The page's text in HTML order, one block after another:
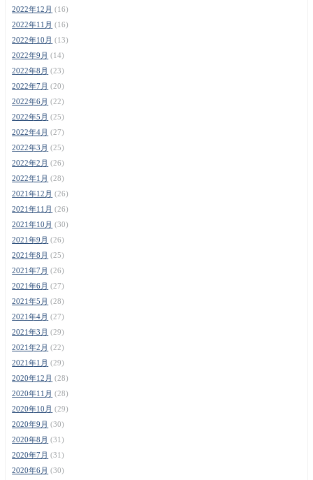
2022年12月 (16)
2022年11月 (16)
2022年10月 (13)
2022年9月 (14)
2022年8月 (23)
2022年7月 (20)
2022年6月 (22)
2022年5月 (25)
2022年4月 (27)
2022年3月 (25)
2022年2月 (26)
2022年1月 (28)
2021年12月 (26)
2021年11月 (26)
2021年10月 (30)
2021年9月 (26)
2021年8月 (25)
2021年7月 (26)
2021年6月 (27)
2021年5月 (28)
2021年4月 (27)
2021年3月 (29)
2021年2月 (22)
2021年1月 (29)
2020年12月 (28)
2020年11月 (28)
2020年10月 (29)
2020年9月 (30)
2020年8月 (31)
2020年7月 (31)
2020年6月 (30)